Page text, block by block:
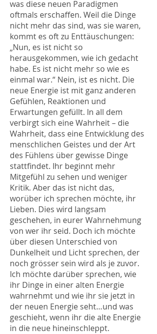
was diese neuen Paradigmen
oftmals erschaffen. Weil die Dinge
nicht mehr das sind, was sie waren,
kommt es oft zu Enttäuschungen:
„Nun, es ist nicht so
herausgekommen, wie ich gedacht
habe. Es ist nicht mehr so wie es
einmal war.“ Nein, ist es nicht. Die
neue Energie ist mit ganz anderen
Gefühlen, Reaktionen und
Erwartungen gefüllt. In all dem
verbirgt sich eine Wahrheit – die
Wahrheit, dass eine Entwicklung des
menschlichen Geistes und der Art
des Fühlens über gewisse Dinge
stattfindet. Ihr beginnt mehr
Mitgefühl zu sehen und weniger
Kritik. Aber das ist nicht das,
worüber ich sprechen möchte, ihr
Lieben. Dies wird langsam
geschehen, in eurer Wahrnehmung
von wer ihr seid. Doch ich möchte
über diesen Unterschied von
Dunkelheit und Licht sprechen, der
noch grösser sein wird als je zuvor.
Ich möchte darüber sprechen, wie
ihr Dinge in einer alten Energie
wahrnehmt und wie ihr sie jetzt in
der neuen Energie seht…und was
geschieht, wenn ihr die alte Energie
in die neue hineinschleppt.